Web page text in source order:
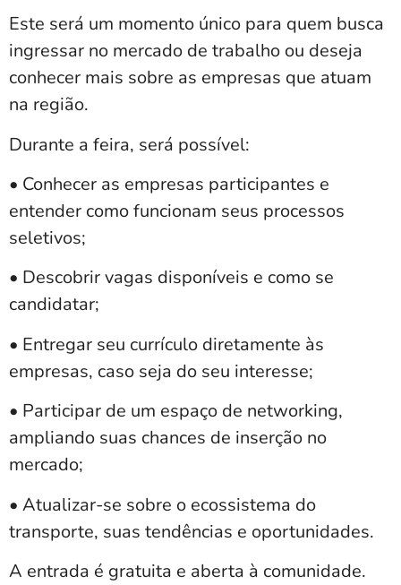
Este será um momento único para quem busca
ingressar no mercado de trabalho ou deseja
conhecer mais sobre as empresas que atuam
na região.
Durante a feira, será possível:
• Conhecer as empresas participantes e
entender como funcionam seus processos
seletivos;
• Descobrir vagas disponíveis e como se
candidatar;
• Entregar seu currículo diretamente às
empresas, caso seja do seu interesse;
• Participar de um espaço de networking,
ampliando suas chances de inserção no
mercado;
• Atualizar-se sobre o ecossistema do
transporte, suas tendências e oportunidades.
A entrada é gratuita e aberta à comunidade.